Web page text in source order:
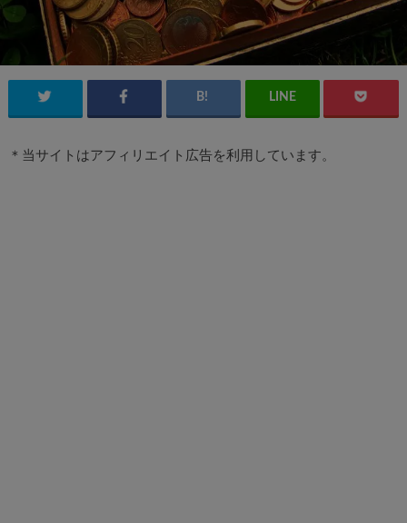
＊当サイトはアフィリエイト広告を利用しています。